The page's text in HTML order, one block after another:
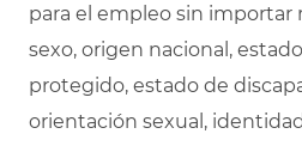
para el empleo sin importar
sexo, origen nacional,
protegido, estado de
orientación sexual,